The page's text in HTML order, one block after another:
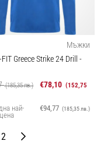
Мъжки
Greece Strike 24 Drill -
(185,35 лв.) €78,10 (152,75
най-
€94,77 (185,35 лв.)
След